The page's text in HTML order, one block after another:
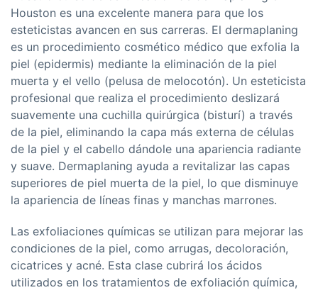
Houston es una excelente manera para que los
esteticistas avancen en sus carreras. El dermaplaning
es un procedimiento cosmético médico que exfolia la
piel (epidermis) mediante la eliminación de la piel
muerta y el vello (pelusa de melocotón). Un esteticista
profesional que realiza el procedimiento deslizará
suavemente una cuchilla quirúrgica (bisturí) a través
de la piel, eliminando la capa más externa de células
de la piel y el cabello dándole una apariencia radiante
y suave. Dermaplaning ayuda a revitalizar las capas
superiores de piel muerta de la piel, lo que disminuye
la apariencia de líneas finas y manchas marrones.
Las exfoliaciones químicas se utilizan para mejorar las
condiciones de la piel, como arrugas, decoloración,
cicatrices y acné. Esta clase cubrirá los ácidos
utilizados en los tratamientos de exfoliación química,